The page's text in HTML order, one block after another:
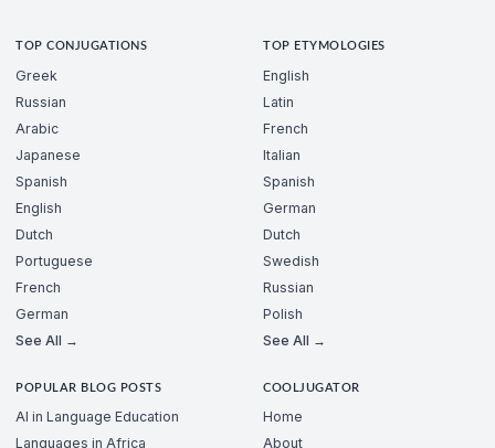
TOP CONJUGATIONS
Greek
Russian
Arabic
Japanese
Spanish
English
Dutch
Portuguese
French
German
See All →
TOP ETYMOLOGIES
English
Latin
French
Italian
Spanish
German
Dutch
Swedish
Russian
Polish
See All →
POPULAR BLOG POSTS
AI in Language Education
Languages in Africa
COOLJUGATOR
Home
About